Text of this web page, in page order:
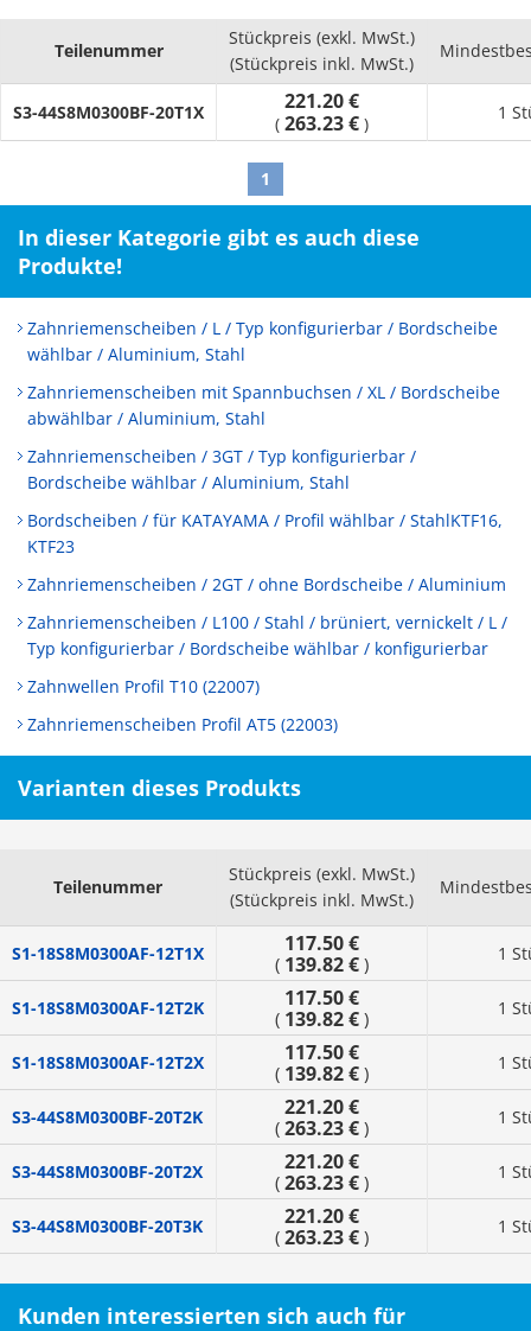
Teilenummer
Stückpreis (exkl. MwSt.)
(Stückpreis inkl. MwSt.)
S3-44S8M0300BF-20T1X 221.20 €
( 263.23 € )
1
1
In dieser Kategorie gibt es auch diese
Produkte!
Zahnriemenscheiben / L / Typ konfigurierbar / Bordscheibe
wählbar / Aluminium, Stahl
Zahnriemenscheiben mit Spannbuchsen / XL / Bordscheibe
abwählbar / Aluminium, Stahl
Zahnriemenscheiben / 3GT / Typ konfigurierbar /
Bordscheibe wählbar / Aluminium, Stahl
Bordscheiben / für KATAYAMA / Profil wählbar / StahlKTF16,
KTF23
Zahnriemenscheiben / 2GT / ohne Bordscheibe / Aluminium
Zahnriemenscheiben / L100 / Stahl / brüniert, vernickelt / L /
Typ konfigurierbar / Bordscheibe wählbar / konfigurierbar
Zahnwellen Profil T10 (22007)
Zahnriemenscheiben Profil AT5 (22003)
Varianten dieses Produkts
Teilenummer
Stückpreis (exkl. MwSt.)
(Stückpreis inkl. MwSt.)
S1-18S8M0300AF-12T1X 117.50 €
( 139.82 € ) 1
S1-18S8M0300AF-12T2K 117.50 €
( 139.82 € ) 1
S1-18S8M0300AF-12T2X 117.50 €
( 139.82 € ) 1
S3-44S8M0300BF-20T2K 221.20 €
( 263.23 € ) 1
S3-44S8M0300BF-20T2X 221.20 €
( 263.23 € ) 1
S3-44S8M0300BF-20T3K 221.20 €
( 263.23 € ) 1
Kunden interessierten sich auch für